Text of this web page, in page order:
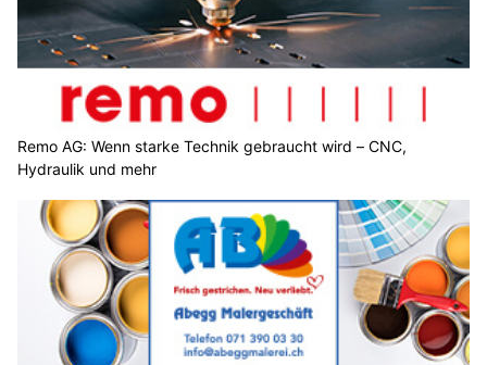
Remo AG: Wenn starke Technik gebraucht wird – CNC,
Hydraulik und mehr